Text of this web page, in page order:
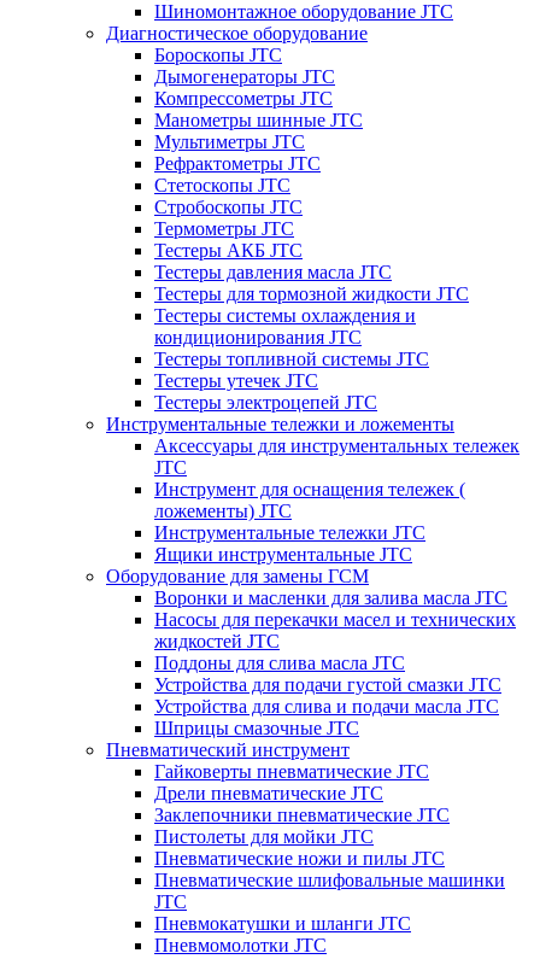
Шиномонтажное оборудование JTC
Диагностическое оборудование
Бороскопы JTC
Дымогенераторы JTC
Компрессометры JTC
Манометры шинные JTC
Мультиметры JTC
Рефрактометры JTC
Стетоскопы JTC
Стробоскопы JTC
Термометры JTC
Тестеры АКБ JTC
Тестеры давления масла JTC
Тестеры для тормозной жидкости JTC
Тестеры системы охлаждения и
кондиционирования JTC
Тестеры топливной системы JTC
Тестеры утечек JTC
Тестеры электроцепей JTC
Инструментальные тележки и ложементы
Аксессуары для инструментальных тележек
JTC
Инструмент для оснащения тележек (
ложементы) JTC
Инструментальные тележки JTC
Ящики инструментальные JTC
Оборудование для замены ГСМ
Воронки и масленки для залива масла JTC
Насосы для перекачки масел и технических
жидкостей JTC
Поддоны для слива масла JTC
Устройства для подачи густой смазки JTC
Устройства для слива и подачи масла JTC
Шприцы смазочные JTC
Пневматический инструмент
Гайковерты пневматические JTC
Дрели пневматические JTC
Заклепочники пневматические JTC
Пистолеты для мойки JTC
Пневматические ножи и пилы JTC
Пневматические шлифовальные машинки
JTC
Пневмокатушки и шланги JTC
Пневмомолотки JTC